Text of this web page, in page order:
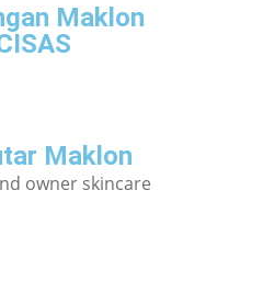
Maklon
Maklon